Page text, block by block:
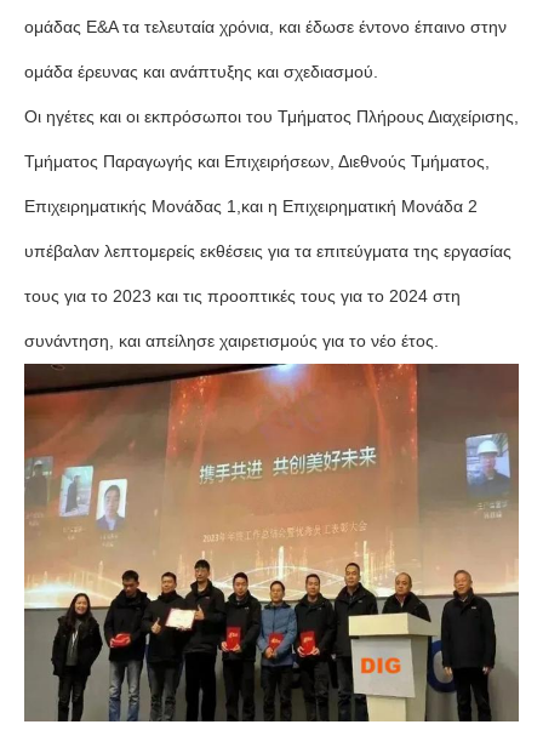
ομάδας Ε&Α τα τελευταία χρόνια, και έδωσε έντονο έπαινο στην
ομάδα έρευνας και ανάπτυξης και σχεδιασμού.
Οι ηγέτες και οι εκπρόσωποι του Τμήματος Πλήρους Διαχείρισης,
Τμήματος Παραγωγής και Επιχειρήσεων, Διεθνούς Τμήματος,
Επιχειρηματικής Μονάδας 1,και η Επιχειρηματική Μονάδα 2
υπέβαλαν λεπτομερείς εκθέσεις για τα επιτεύγματα της εργασίας
τους για το 2023 και τις προοπτικές τους για το 2024 στη
συνάντηση, και απείλησε χαιρετισμούς για το νέο έτος.